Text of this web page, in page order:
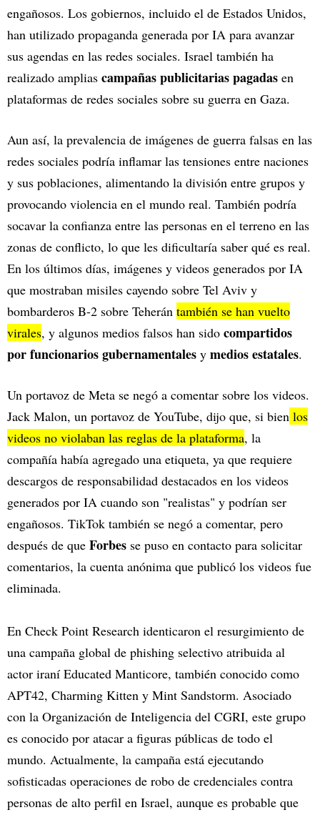
engañosos. Los gobiernos, incluido el de Estados Unidos,
han utilizado propaganda generada por IA para avanzar
sus agendas en las redes sociales. Israel también ha
realizado amplias campañas publicitarias pagadas en
plataformas de redes sociales sobre su guerra en Gaza.
Aun así, la prevalencia de imágenes de guerra falsas en las
redes sociales podría inflamar las tensiones entre naciones
y sus poblaciones, alimentando la división entre grupos y
provocando violencia en el mundo real. También podría
socavar la confianza entre las personas en el terreno en las
zonas de conflicto, lo que les dificultaría saber qué es real.
En los últimos días, imágenes y videos generados por IA
que mostraban misiles cayendo sobre Tel Aviv y
bombarderos B-2 sobre Teherán también se han vuelto
virales, y algunos medios falsos han sido compartidos
por funcionarios gubernamentales y medios estatales.
Un portavoz de Meta se negó a comentar sobre los videos.
Jack Malon, un portavoz de YouTube, dijo que, si bien los
videos no violaban las reglas de la plataforma, la
compañía había agregado una etiqueta, ya que requiere
descargos de responsabilidad destacados en los videos
generados por IA cuando son "realistas" y podrían ser
engañosos. TikTok también se negó a comentar, pero
después de que Forbes se puso en contacto para solicitar
comentarios, la cuenta anónima que publicó los videos fue
eliminada.
En Check Point Research identicaron el resurgimiento de
una campaña global de phishing selectivo atribuida al
actor iraní Educated Manticore, también conocido como
APT42, Charming Kitten y Mint Sandstorm. Asociado
con la Organización de Inteligencia del CGRI, este grupo
es conocido por atacar a figuras públicas de todo el
mundo. Actualmente, la campaña está ejecutando
sofisticadas operaciones de robo de credenciales contra
personas de alto perfil en Israel, aunque es probable que